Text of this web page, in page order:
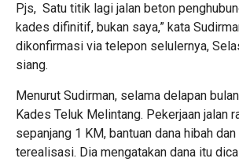
Pjs, Satu titik lagi jalan beton
kades difinitif, bukan saya,” kata
dikonfirmasi via telepon selulernya,
siang.
Menurut Sudirman, selama delapan
Kades Teluk Melintang. Pekerjaan jalan
sepanjang 1 KM, bantuan dana hibah
terealisasi. Dia mengatakan dana itu